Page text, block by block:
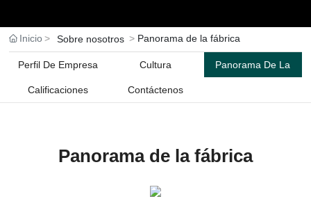
Inicio Sobre nosotros Panorama de la fábrica
Perfil De Empresa Cultura Panorama De La
Calificaciones Contáctenos
Panorama de la fábrica